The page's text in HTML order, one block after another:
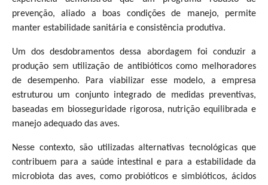
prevenção, aliado a boas condições de manejo, permite
manter estabilidade sanitária e consistência produtiva.
Um dos desdobramentos dessa abordagem foi conduzir a
produção sem utilização de antibióticos como melhoradores
de desempenho. Para viabilizar esse modelo, a empresa
estruturou um conjunto integrado de medidas preventivas,
baseadas em biosseguridade rigorosa, nutrição equilibrada e
manejo adequado das aves.
Nesse contexto, são utilizadas alternativas tecnológicas que
contribuem para a saúde intestinal e para a estabilidade da
microbiota das aves, como probióticos e simbióticos, ácidos